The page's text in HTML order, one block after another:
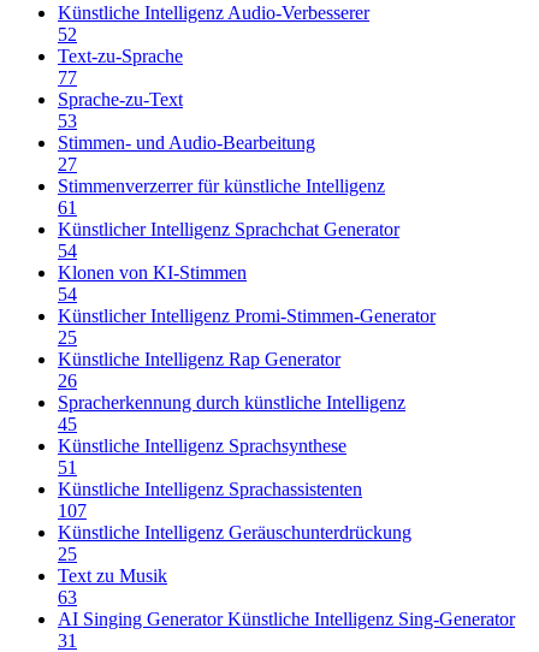
Künstliche Intelligenz Audio-Verbesserer
52
Text-zu-Sprache
77
Sprache-zu-Text
53
Stimmen- und Audio-Bearbeitung
27
Stimmenverzerrer für künstliche Intelligenz
61
Künstlicher Intelligenz Sprachchat Generator
54
Klonen von KI-Stimmen
54
Künstlicher Intelligenz Promi-Stimmen-Generator
25
Künstliche Intelligenz Rap Generator
26
Spracherkennung durch künstliche Intelligenz
45
Künstliche Intelligenz Sprachsynthese
51
Künstliche Intelligenz Sprachassistenten
107
Künstliche Intelligenz Geräuschunterdrückung
25
Text zu Musik
63
AI Singing Generator Künstliche Intelligenz Sing-Generator
31